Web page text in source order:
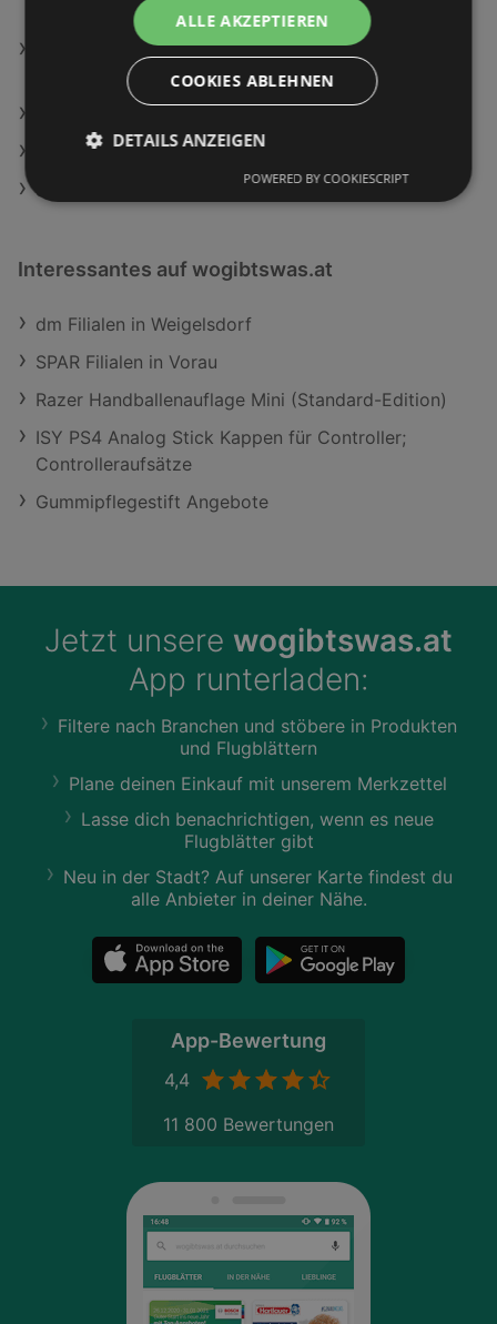
bis zu 60 Minuten, Schwarz/Grün)
Herdumbauschrank Cara ca. 60x85x57 cm
Grün/Eiche
ADEG Filialen in Gaißau
SodaStream Filialen in Gaißau
Interessantes auf wogibtswas.at
dm Filialen in Weigelsdorf
SPAR Filialen in Vorau
Razer Handballenauflage Mini (Standard-Edition)
ISY PS4 Analog Stick Kappen für Controller;
Controlleraufsätze
Gummipflegestift Angebote
Jetzt unsere wogibtswas.at
App runterladen:
Filtere nach Branchen und stöbere in Produkten
und Flugblättern
Plane deinen Einkauf mit unserem Merkzettel
Lasse dich benachrichtigen, wenn es neue
Flugblätter gibt
Neu in der Stadt? Auf unserer Karte findest du
alle Anbieter in deiner Nähe.
App-Bewertung
4,4
11 800 Bewertungen
ALLE AKZEPTIEREN
COOKIES ABLEHNEN
DETAILS ANZEIGEN
POWERED BY COOKIESCRIPT